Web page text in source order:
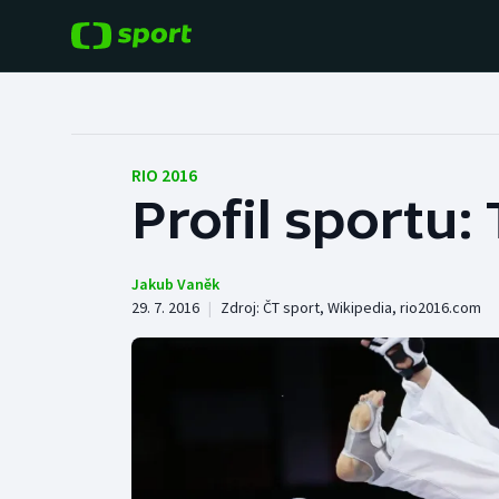
Hokej Baseball a softbal
Biatlon
Boby a skeleton
Box
RIO 2016
Profil sportu:
Jakub Vaněk
29. 7. 2016 | Zdroj: ČT sport, Wikipedia, rio2016.com